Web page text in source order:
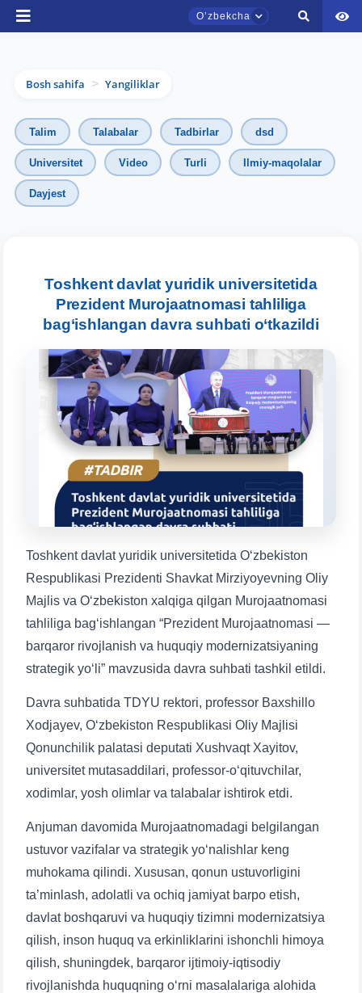
Oʼzbekcha
Bosh sahifa > Yangiliklar
Talim Talabalar Tadbirlar dsd
Universitet Video Turli Ilmiy-maqolalar
Dayjest
Toshkent davlat yuridik universitetida
Prezident Murojaatnomasi tahliliga
bag‘ishlangan davra suhbati o‘tkazildi
Toshkent davlat yuridik universitetida O‘zbekiston
Respublikasi Prezidenti Shavkat Mirziyoyevning Oliy
Majlis va O‘zbekiston xalqiga qilgan Murojaatnomasi
tahliliga bag‘ishlangan “Prezident Murojaatnomasi —
barqaror rivojlanish va huquqiy modernizatsiyaning
strategik yo‘li” mavzusida davra suhbati tashkil etildi.
Davra suhbatida TDYU rektori, professor Baxshillo
Xodjayev, O‘zbekiston Respublikasi Oliy Majlisi
Qonunchilik palatasi deputati Xushvaqt Xayitov,
universitet mutasaddilari, professor-o‘qituvchilar,
xodimlar, yosh olimlar va talabalar ishtirok etdi.
Anjuman davomida Murojaatnomadagi belgilangan
ustuvor vazifalar va strategik yo‘nalishlar keng
muhokama qilindi. Xususan, qonun ustuvorligini
ta’minlash, adolatli va ochiq jamiyat barpo etish,
davlat boshqaruvi va huquqiy tizimni modernizatsiya
qilish, inson huquq va erkinliklarini ishonchli himoya
qilish, shuningdek, barqaror ijtimoiy-iqtisodiy
rivojlanishda huquqning o‘rni masalalariga alohida
TDYU qabul murojaatlari chati
chatiga xush kelibsiz.
Qabul bo'yicha murojaatlaringizni ushbu
Mavzuni tanlang — keyin shu mavzudagi aniq
savollar chiqadi:
1. Hujjatlar (bakalavr) (5) 2. Hujjatlar (magistr) (4)
3. Suhbat (bakalavr) (8) 4. Suhbat (magistr) (5)
7. Call-center (4) 8. Bakalavriat kvotasi (3)